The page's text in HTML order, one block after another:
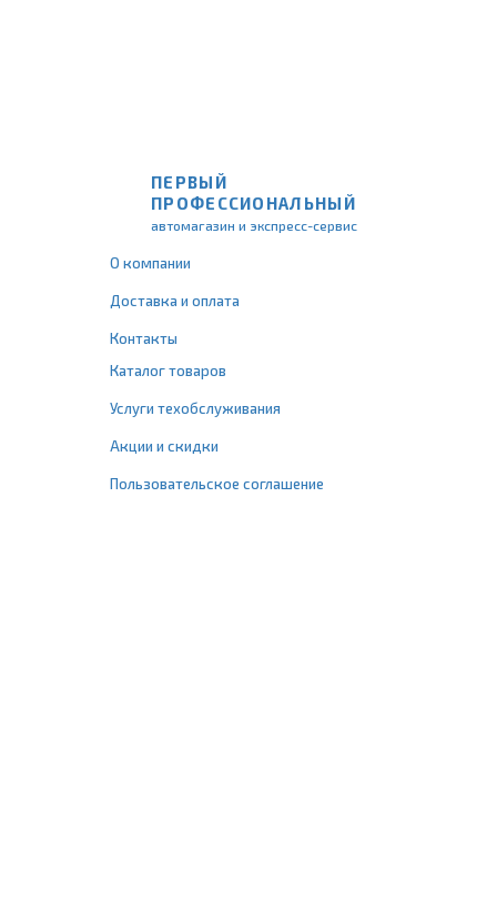
ПЕРВЫЙ
ПРОФЕССИОНАЛЬНЫЙ
автомагазин и экспресс-сервис
О компании
Доставка и оплата
Контакты
Каталог товаров
Услуги техобслуживания
Акции и скидки
Пользовательское соглашение